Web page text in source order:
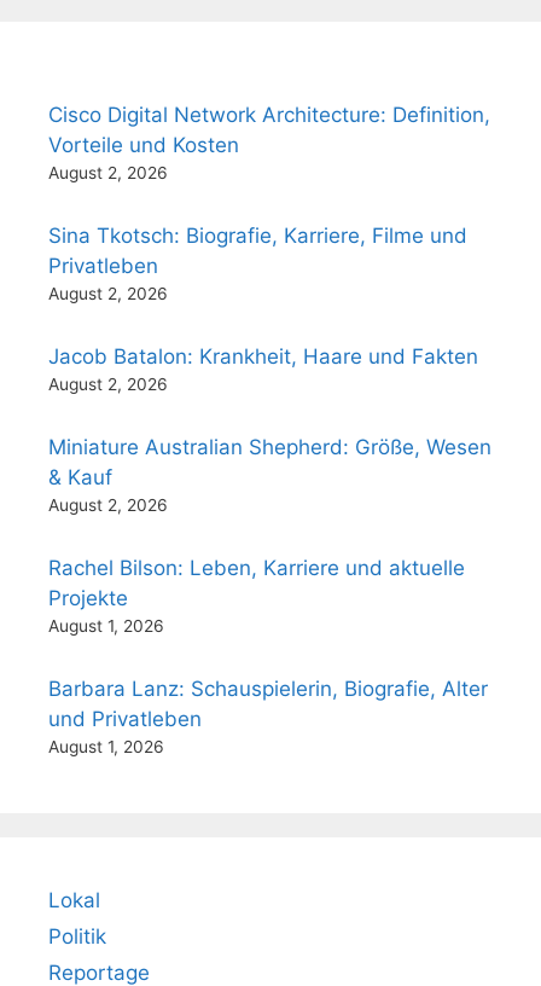
Cisco Digital Network Architecture: Definition,
Vorteile und Kosten
August 2, 2026
Sina Tkotsch: Biografie, Karriere, Filme und
Privatleben
August 2, 2026
Jacob Batalon: Krankheit, Haare und Fakten
August 2, 2026
Miniature Australian Shepherd: Größe, Wesen
& Kauf
August 2, 2026
Rachel Bilson: Leben, Karriere und aktuelle
Projekte
August 1, 2026
Barbara Lanz: Schauspielerin, Biografie, Alter
und Privatleben
August 1, 2026
Lokal
Politik
Reportage